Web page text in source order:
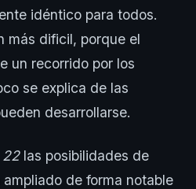
idéntico para todos.
más dificil, porque el
un recorrido por los
se explica de las
desarrollarse.
22las posibilidades de
de forma notable